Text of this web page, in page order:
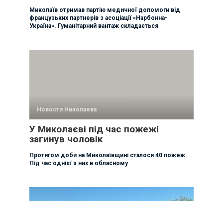
Миколаїв отримав партію медичної допомоги від
французьких партнерів з асоціації «Нарбонна-
Україна». Гуманітарний вантаж складається
Новости Николаева
У Миколаєві під час пожежі
загинув чоловік
Протягом доби на Миколаївщині сталося 40 пожеж.
Під час однієї з них в обласному